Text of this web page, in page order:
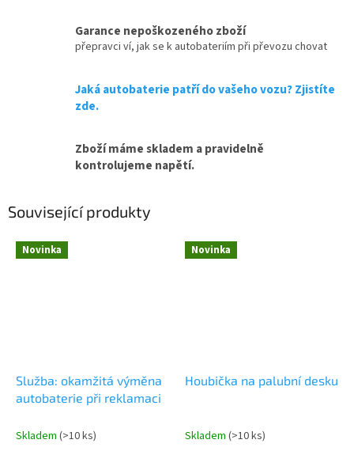
Garance nepoškozeného zboží
přepravci ví, jak se k autobateriím při převozu chovat
Jaká autobaterie patří do vašeho vozu? Zjistíte
zde.
Zboží máme skladem a pravidelně
kontrolujeme napětí.
Související produkty
Novinka
Služba: okamžitá výměna
autobaterie při reklamaci
Skladem (>10 ks)
Novinka
Houbička na palubní desku
Skladem (>10 ks)